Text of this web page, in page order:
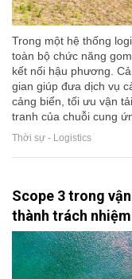
Trong một hệ thống
toàn bộ chức năng
kết nối hậu phương.
gian giúp đưa dịch vụ
cảng biển, tối ưu vận
tranh của chuỗi cung
Thời sự - Logistics
Scope 3 trong
thành trách